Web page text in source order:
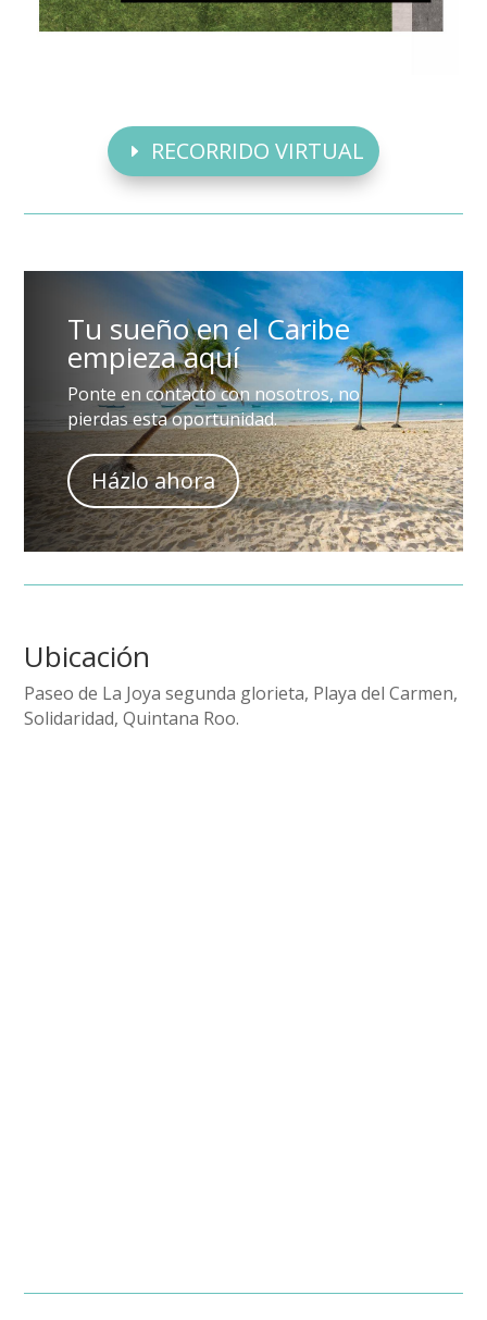
RECORRIDO VIRTUAL
Tu sueño en el Caribe
empieza aquí
Ponte en contacto con nosotros, no
pierdas esta oportunidad.
Házlo ahora
Ubicación
Paseo de La Joya segunda glorieta, Playa del Carmen,
Solidaridad, Quintana Roo.